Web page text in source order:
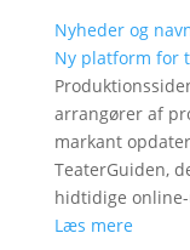
Nyheder og
Ny platform for
arrangører af
markant
TeaterGuiden,
hidtidige
Læs mere